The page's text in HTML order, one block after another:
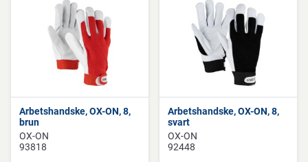
Arbetshandske, OX-ON, 8,
brun
OX-ON
93818
Arbetshandske, OX-ON, 8,
svart
OX-ON
92448